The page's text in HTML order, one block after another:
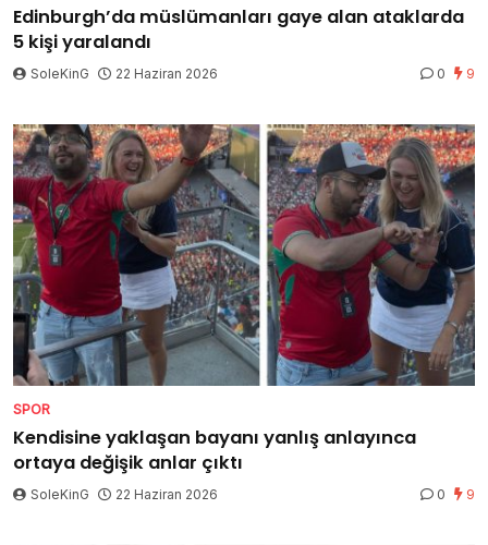
Edinburgh’da müslümanları gaye alan ataklarda
5 kişi yaralandı
SoleKinG 22 Haziran 2026 0 9
SPOR
Kendisine yaklaşan bayanı yanlış anlayınca
ortaya değişik anlar çıktı
SoleKinG 22 Haziran 2026 0 9